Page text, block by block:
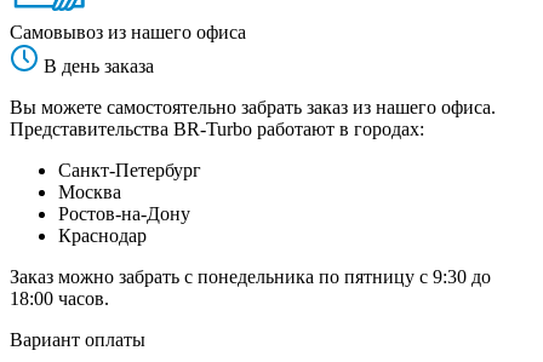
Самовывоз из нашего офиса
В день заказа
Вы можете самостоятельно забрать заказ из нашего офиса.
Представительства BR-Turbo работают в городах:
Санкт-Петербург
Москва
Ростов-на-Дону
Краснодар
Заказ можно забрать с понедельника по пятницу с 9:30 до
18:00 часов.
Вариант оплаты